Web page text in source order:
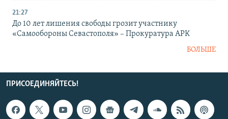
21:27
До 10 лет лишения свободы грозит участнику
«Самообороны Севастополя» – Прокуратура АРК
БОЛЬШЕ
ПРИСОЕДИНЯЙТЕСЬ!